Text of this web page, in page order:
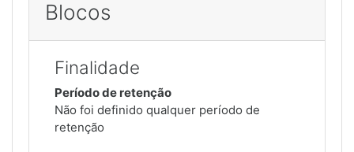
Blocos
Finalidade
Período de retenção
Não foi definido qualquer período de
retenção